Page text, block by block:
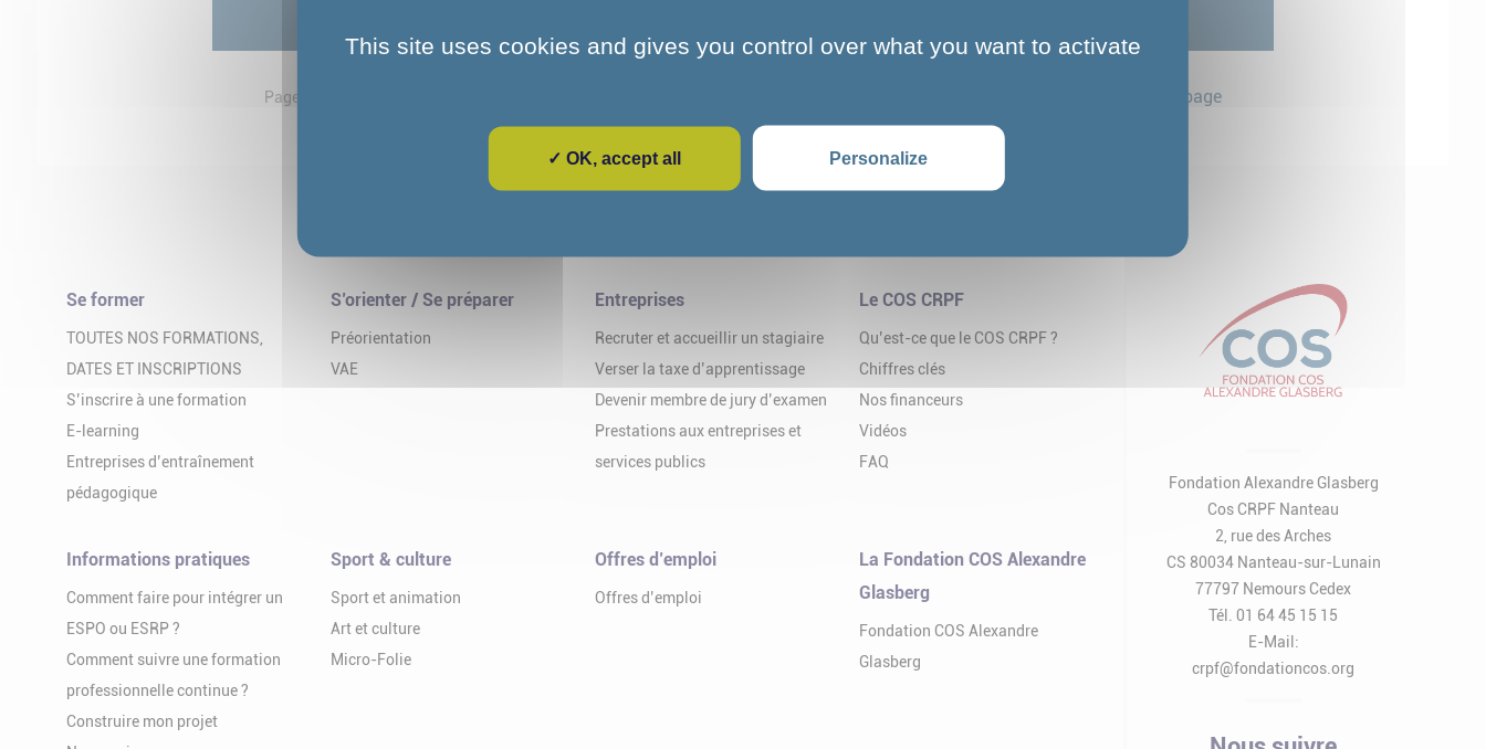
Page d'accueil Partager cette page
Se former
TOUTES NOS FORMATIONS,
DATES ET INSCRIPTIONS
S’inscrire à une formation
E-learning
Entreprises d’entraînement
pédagogique
S’orienter / Se préparer
Préorientation
VAE
Entreprises
Recruter et accueillir un stagiaire
Verser la taxe d’apprentissage
Devenir membre de jury d’examen
Prestations aux entreprises et
services publics
Le COS CRPF
Qu’est-ce que le COS CRPF ?
Chiffres clés
Nos financeurs
Vidéos
FAQ
Informations pratiques
Comment faire pour intégrer un
ESPO ou ESRP ?
Comment suivre une formation
professionnelle continue ?
Construire mon projet
Sport & culture
Sport et animation
Art et culture
Micro-Folie
Offres d’emploi
Offres d’emploi
La Fondation COS Alexandre
Glasberg
Fondation COS Alexandre
Glasberg
Fondation Alexandre Glasberg
Cos CRPF Nanteau
2, rue des Arches
CS 80034 Nanteau-sur-Lunain
77797 Nemours Cedex
Tél. 01 64 45 15 15
E-Mail:
crpf@fondationcos.org
This site uses cookies and gives you control over what you want to activate
✓ OK, accept all Personalize